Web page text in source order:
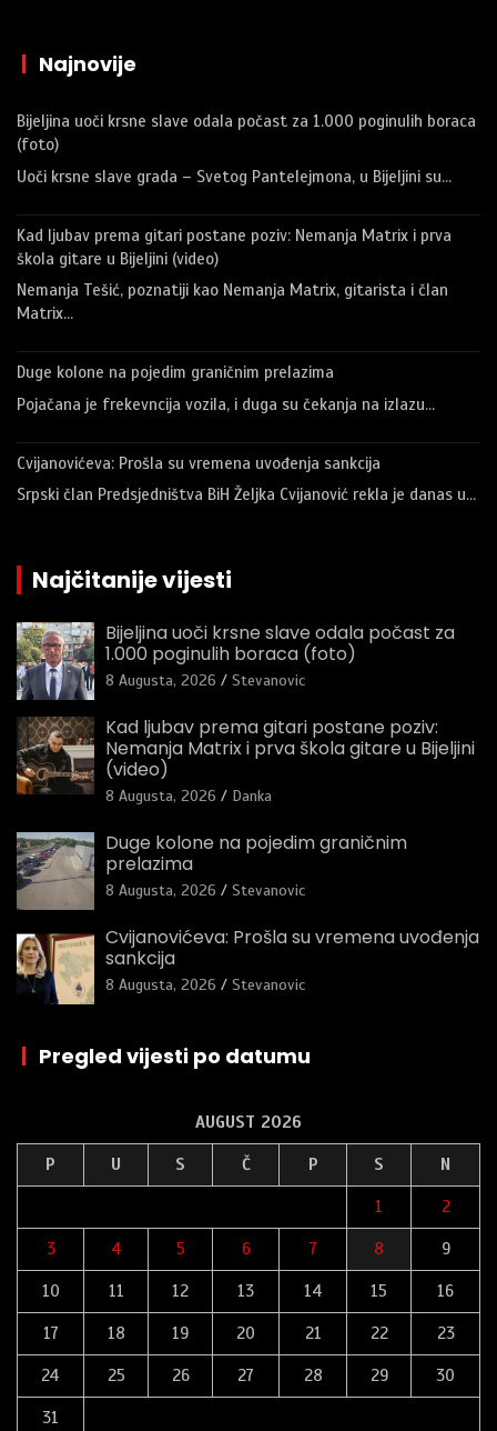
| Najnovije
Bijeljina uoči krsne slave odala počast za 1.000 poginulih boraca
(foto)
Uoči krsne slave grada – Svetog Pantelejmona, u Bijeljini su…
Kad ljubav prema gitari postane poziv: Nemanja Matrix i prva
škola gitare u Bijeljini (video)
Nemanja Tešić, poznatiji kao Nemanja Matrix, gitarista i član
Matrix…
Duge kolone na pojedim graničnim prelazima
Pojačana je frekevncija vozila, i duga su čekanja na izlazu…
Cvijanovićeva: Prošla su vremena uvođenja sankcija
Srpski član Predsjedništva BiH Željka Cvijanović rekla je danas u…
Najčitanije vijesti
Bijeljina uoči krsne slave odala počast za
1.000 poginulih boraca (foto)
8 Augusta, 2026 Stevanovic
Kad ljubav prema gitari postane poziv:
Nemanja Matrix i prva škola gitare u Bijeljini
(video)
8 Augusta, 2026 Danka
Duge kolone na pojedim graničnim
prelazima
8 Augusta, 2026 Stevanovic
Cvijanovićeva: Prošla su vremena uvođenja
sankcija
8 Augusta, 2026 Stevanovic
| Pregled vijesti po datumu
AUGUST 2026
P U S Č P S N
1 2
3 4 5 6 7 8 9
10 11 12 13 14 15 16
17 18 19 20 21 22 23
24 25 26 27 28 29 30
31